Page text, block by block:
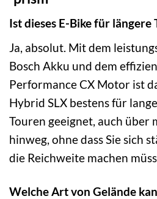
Ist dieses E-Bike für längere
Ja, absolut. Mit dem
Bosch Akku und dem
Performance CX Motor ist
Hybrid SLX bestens für
Touren geeignet, auch über
hinweg, ohne dass Sie sich
die Reichweite machen
Welche Art von Gelände